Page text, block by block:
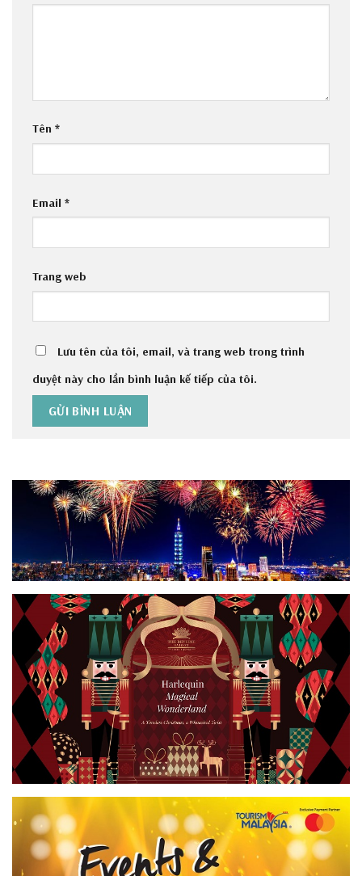
Tên *
Email *
Trang web
Lưu tên của tôi, email, và trang web trong trình
duyệt này cho lần bình luận kế tiếp của tôi.